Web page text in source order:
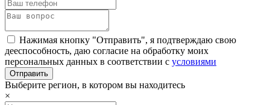
Нажимая кнопку "Отправить", я подтверждаю свою
дееспособность, даю согласие на обработку моих
персональных данных в соответствии с условиями
Выберите регион, в котором вы находитесь
×